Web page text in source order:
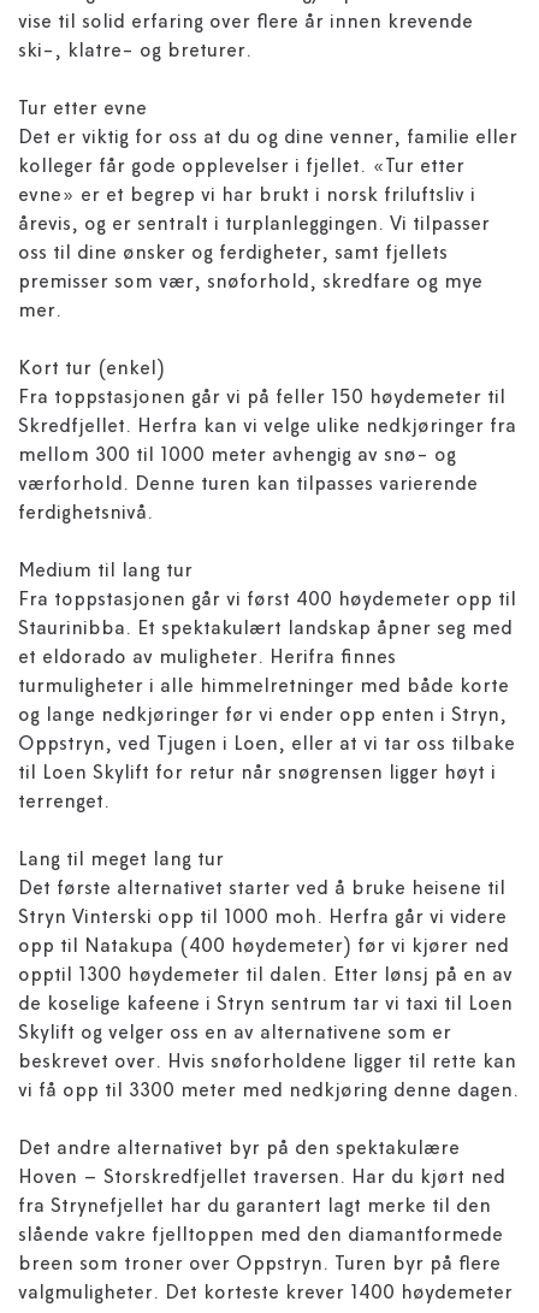
vise til solid erfaring over flere år innen krevende
ski-, klatre- og breturer.
Tur etter evne
Det er viktig for oss at du og dine venner, familie eller
kolleger får gode opplevelser i fjellet. «Tur etter
evne» er et begrep vi har brukt i norsk friluftsliv i
årevis, og er sentralt i turplanleggingen. Vi tilpasser
oss til dine ønsker og ferdigheter, samt fjellets
premisser som vær, snøforhold, skredfare og mye
mer.
Kort tur (enkel)
Fra toppstasjonen går vi på feller 150 høydemeter til
Skredfjellet. Herfra kan vi velge ulike nedkjøringer fra
mellom 300 til 1000 meter avhengig av snø- og
værforhold. Denne turen kan tilpasses varierende
ferdighetsnivå.
Medium til lang tur
Fra toppstasjonen går vi først 400 høydemeter opp til
Staurinibba. Et spektakulært landskap åpner seg med
et eldorado av muligheter. Herifra finnes
turmuligheter i alle himmelretninger med både korte
og lange nedkjøringer før vi ender opp enten i Stryn,
Oppstryn, ved Tjugen i Loen, eller at vi tar oss tilbake
til Loen Skylift for retur når snøgrensen ligger høyt i
terrenget.
Lang til meget lang tur
Det første alternativet starter ved å bruke heisene til
Stryn Vinterski opp til 1000 moh. Herfra går vi videre
opp til Natakupa (400 høydemeter) før vi kjører ned
opptil 1300 høydemeter til dalen. Etter lønsj på en av
de koselige kafeene i Stryn sentrum tar vi taxi til Loen
Skylift og velger oss en av alternativene som er
beskrevet over. Hvis snøforholdene ligger til rette kan
vi få opp til 3300 meter med nedkjøring denne dagen.
Det andre alternativet byr på den spektakulære
Hoven – Storskredfjellet traversen. Har du kjørt ned
fra Strynefjellet har du garantert lagt merke til den
slående vakre fjelltoppen med den diamantformede
breen som troner over Oppstryn. Turen byr på flere
valgmuligheter. Det korteste krever 1400 høydemeter